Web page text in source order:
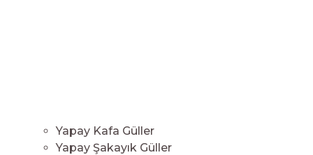
Yapay Kafa Güller
Yapay Şakayık Güller